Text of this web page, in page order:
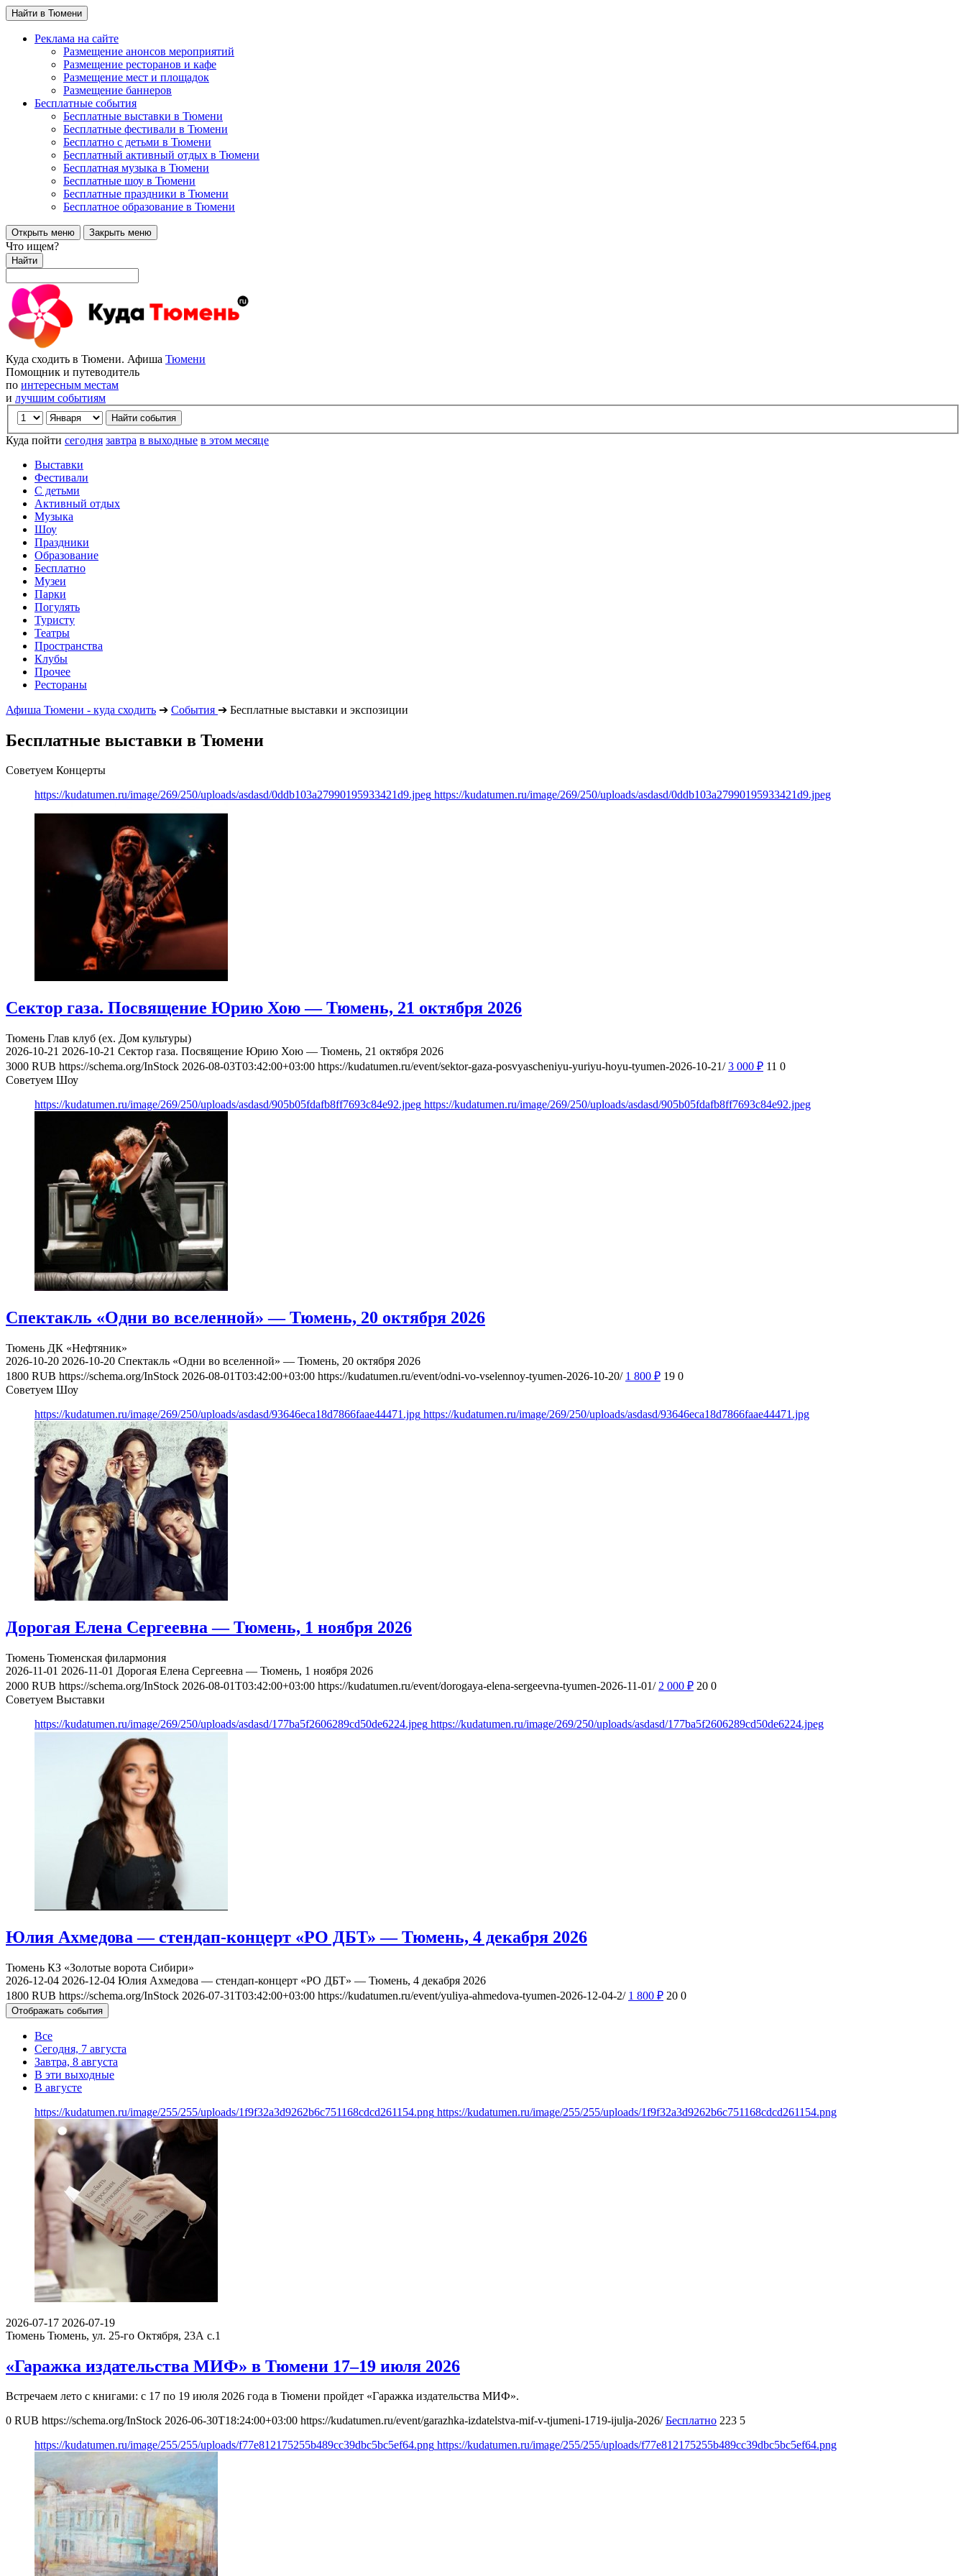
Найти в Тюмени
Реклама на сайте
Размещение анонсов мероприятий
Размещение ресторанов и кафе
Размещение мест и площадок
Размещение баннеров
Бесплатные события
Бесплатные выставки в Тюмени
Бесплатные фестивали в Тюмени
Бесплатно с детьми в Тюмени
Бесплатный активный отдых в Тюмени
Бесплатная музыка в Тюмени
Бесплатные шоу в Тюмени
Бесплатные праздники в Тюмени
Бесплатное образование в Тюмени
Открыть меню Закрыть меню
Что ищем?
Найти
Куда сходить в Тюмени. Афиша Тюмени
Помощник и путеводитель
по интересным местам
и лучшим событиям
Куда пойти сегодня завтра в выходные в этом месяце
Выставки
Фестивали
С детьми
Активный отдых
Музыка
Шоу
Праздники
Образование
Бесплатно
Музеи
Парки
Погулять
Туристу
Театры
Пространства
Клубы
Прочее
Рестораны
Афиша Тюмени - куда сходить ➔ События ➔ Бесплатные выставки и экспозиции
Бесплатные выставки в Тюмени
Советуем Концерты
https://kudatumen.ru/image/269/250/uploads/asdasd/0ddb103a27990195933421d9.jpeg https://kudatumen.ru/image/269/250/uploads/asdasd/0ddb103a27990195933421d9.jpeg
Сектор газа. Посвящение Юрию Хою — Тюмень, 21 октября 2026
Тюмень Глав клуб (ex. Дом культуры)
2026-10-21 2026-10-21 Сектор газа. Посвящение Юрию Хою — Тюмень, 21 октября 2026
3000 RUB https://schema.org/InStock 2026-08-03T03:42:00+03:00 https://kudatumen.ru/event/sektor-gaza-posvyascheniyu-yuriyu-hoyu-tyumen-2026-10-21/ 3 000 ₽ 11 0
Советуем Шоу
https://kudatumen.ru/image/269/250/uploads/asdasd/905b05fdafb8ff7693c84e92.jpeg https://kudatumen.ru/image/269/250/uploads/asdasd/905b05fdafb8ff7693c84e92.jpeg
Спектакль «Одни во вселенной» — Тюмень, 20 октября 2026
Тюмень ДК «Нефтяник»
2026-10-20 2026-10-20 Спектакль «Одни во вселенной» — Тюмень, 20 октября 2026
1800 RUB https://schema.org/InStock 2026-08-01T03:42:00+03:00 https://kudatumen.ru/event/odni-vo-vselennoy-tyumen-2026-10-20/ 1 800 ₽ 19 0
Советуем Шоу
https://kudatumen.ru/image/269/250/uploads/asdasd/93646eca18d7866faae44471.jpg https://kudatumen.ru/image/269/250/uploads/asdasd/93646eca18d7866faae44471.jpg
Дорогая Елена Сергеевна — Тюмень, 1 ноября 2026
Тюмень Тюменская филармония
2026-11-01 2026-11-01 Дорогая Елена Сергеевна — Тюмень, 1 ноября 2026
2000 RUB https://schema.org/InStock 2026-08-01T03:42:00+03:00 https://kudatumen.ru/event/dorogaya-elena-sergeevna-tyumen-2026-11-01/ 2 000 ₽ 20 0
Советуем Выставки
https://kudatumen.ru/image/269/250/uploads/asdasd/177ba5f2606289cd50de6224.jpeg https://kudatumen.ru/image/269/250/uploads/asdasd/177ba5f2606289cd50de6224.jpeg
Юлия Ахмедова — стендап-концерт «РО ДБТ» — Тюмень, 4 декабря 2026
Тюмень КЗ «Золотые ворота Сибири»
2026-12-04 2026-12-04 Юлия Ахмедова — стендап-концерт «РО ДБТ» — Тюмень, 4 декабря 2026
1800 RUB https://schema.org/InStock 2026-07-31T03:42:00+03:00 https://kudatumen.ru/event/yuliya-ahmedova-tyumen-2026-12-04-2/ 1 800 ₽ 20 0
Отображать события
Все
Сегодня, 7 августа
Завтра, 8 августа
В эти выходные
В августе
https://kudatumen.ru/image/255/255/uploads/1f9f32a3d9262b6c751168cdcd261154.png https://kudatumen.ru/image/255/255/uploads/1f9f32a3d9262b6c751168cdcd261154.png
2026-07-17 2026-07-19
Тюмень Тюмень, ул. 25-го Октября, 23А с.1
«Гаражка издательства МИФ» в Тюмени 17–19 июля 2026
Встречаем лето с книгами: с 17 по 19 июля 2026 года в Тюмени пройдет «Гаражка издательства МИФ».
0 RUB https://schema.org/InStock 2026-06-30T18:24:00+03:00 https://kudatumen.ru/event/garazhka-izdatelstva-mif-v-tjumeni-1719-ijulja-2026/ Бесплатно 223 5
https://kudatumen.ru/image/255/255/uploads/f77e812175255b489cc39dbc5bc5ef64.png https://kudatumen.ru/image/255/255/uploads/f77e812175255b489cc39dbc5bc5ef64.png